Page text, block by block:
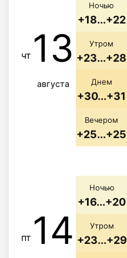
чт 13
августа
Ночью
+18...+22
Утром
+23...+28
Днем
+30...+31
Вечером
+25...+25
пт 14
Ночью
+16...+20
Утром
+23...+29